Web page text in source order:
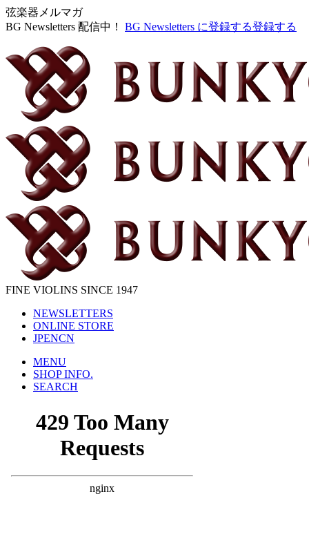
弦楽器メルマガ
BG Newsletters 配信中！
BG Newsletters に登録する登録する
FINE VIOLINS SINCE 1947
NEWSLETTERS
ONLINE STORE
JPENCN
MENU
SHOP INFO.
SEARCH